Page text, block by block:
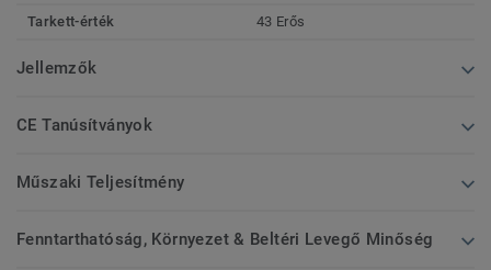
Tarkett-érték 43 Erős
Jellemzők
CE Tanúsítványok
Műszaki Teljesítmény
Fenntarthatóság, Környezet & Beltéri Levegő Minőség